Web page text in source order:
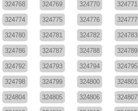
324768 324769 324770 324771
324774 324775 324776 324777
324780 324781 324782 324783
324786 324787 324788 324789
324792 324793 324794 324795
324798 324799 324800 324801
324804 324805 324806 324807